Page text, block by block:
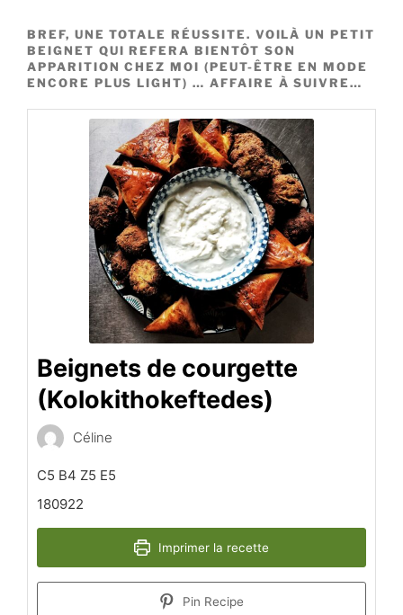
BREF, UNE TOTALE RÉUSSITE. VOILÀ UN PETIT
BEIGNET QUI REFERA BIENTÔT SON
APPARITION CHEZ MOI (PEUT-ÊTRE EN MODE
ENCORE PLUS LIGHT) … AFFAIRE À SUIVRE…
Beignets de courgette
(Kolokithokeftedes)
Céline
C5 B4 Z5 E5
180922
Imprimer la recette
Pin Recipe